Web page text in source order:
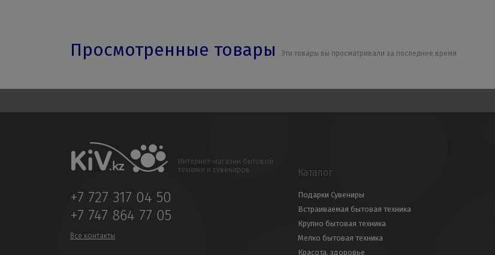
Просмотренные товары Эти товары вы просматривали за последнее время
Интернет-магазин бытовой
техники и сувениров
+7 727 317 04 50
+7 747 864 77 05
Все контакты
Каталог
Подарки Сувениры
Встраиваемая бытовая техника
Крупно бытовая техника
Мелко бытовая техника
Красота, здоровье